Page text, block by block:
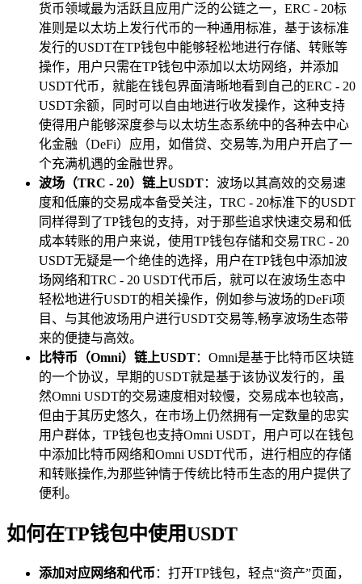
货币领域最为活跃且应用广泛的公链之一，ERC - 20标
准则是以太坊上发行代币的一种通用标准，基于该标准
发行的USDT在TP钱包中能够轻松地进行存储、转账等
操作，用户只需在TP钱包中添加以太坊网络，并添加
USDT代币，就能在钱包界面清晰地看到自己的ERC - 20
USDT余额，同时可以自由地进行收发操作，这种支持
使得用户能够深度参与以太坊生态系统中的各种去中心
化金融（DeFi）应用，如借贷、交易等,为用户开启了一
个充满机遇的金融世界。
波场（TRC - 20）链上USDT：波场以其高效的交易速
度和低廉的交易成本备受关注，TRC - 20标准下的USDT
同样得到了TP钱包的支持，对于那些追求快速交易和低
成本转账的用户来说，使用TP钱包存储和交易TRC - 20
USDT无疑是一个绝佳的选择，用户在TP钱包中添加波
场网络和TRC - 20 USDT代币后，就可以在波场生态中
轻松地进行USDT的相关操作，例如参与波场的DeFi项
目、与其他波场用户进行USDT交易等,畅享波场生态带
来的便捷与高效。
比特币（Omni）链上USDT：Omni是基于比特币区块链
的一个协议，早期的USDT就是基于该协议发行的，虽
然Omni USDT的交易速度相对较慢，交易成本也较高，
但由于其历史悠久，在市场上仍然拥有一定数量的忠实
用户群体，TP钱包也支持Omni USDT，用户可以在钱包
中添加比特币网络和Omni USDT代币，进行相应的存储
和转账操作,为那些钟情于传统比特币生态的用户提供了
便利。
如何在TP钱包中使用USDT
添加对应网络和代币 ：打开TP钱包，轻点“资产”页面，